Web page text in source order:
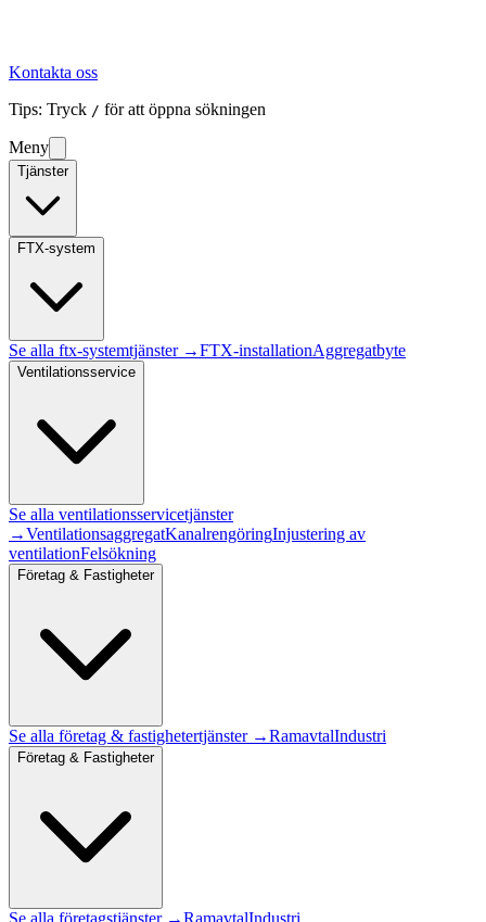
Kontakta oss
Tips: Tryck / för att öppna sökningen
Meny
Tjänster
FTX-system
Se alla ftx-systemtjänster →FTX-installationAggregatbyte
Ventilationsservice
Se alla ventilationsservicetjänster
→VentilationsaggregatKanalrengöringInjustering av
ventilationFelsökning
Företag & Fastigheter
Se alla företag & fastighetertjänster →RamavtalIndustri
Företag & Fastigheter